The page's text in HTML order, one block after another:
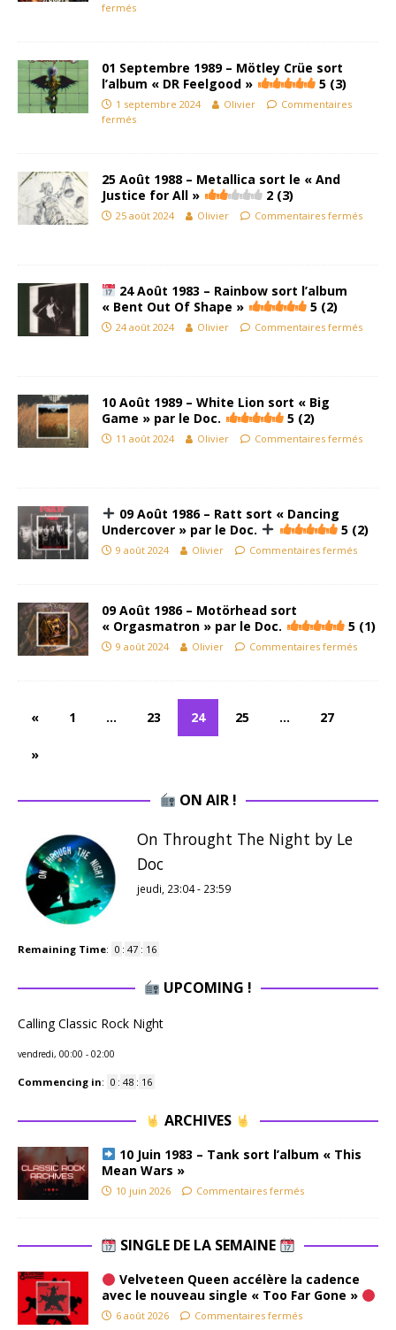
fermés
01 Septembre 1989 – Mötley Crüe sort
l’album « DR Feelgood »
5 (3)
1 septembre 2024 Olivier
Commentaires
fermés
25 Août 1988 – Metallica sort le « And
Justice for All »
2 (3)
25 août 2024 Olivier Commentaires fermés
24 Août 1983 – Rainbow sort l’album
« Bent Out Of Shape »
5 (2)
24 août 2024 Olivier Commentaires fermés
10 Août 1989 – White Lion sort « Big
Game » par le Doc.
5 (2)
11 août 2024 Olivier Commentaires fermés
09 Août 1986 – Ratt sort « Dancing
Undercover » par le Doc.
5 (2)
9 août 2024 Olivier Commentaires fermés
09 Août 1986 – Motörhead sort
« Orgasmatron » par le Doc.
5 (1)
9 août 2024 Olivier Commentaires fermés
« 1 … 23 24 25 … 27
»
ON AIR !
On Throught The Night by Le
Doc
jeudi, 23:04- 23:59
Remaining Time: 0 : 47 : 15
UPCOMING !
Calling Classic Rock Night
vendredi, 00:00 - 02:00
Commencing in: 0 : 48 : 15
ARCHIVES
10 Juin 1983 – Tank sort l’album « This
Mean Wars »
10 juin 2026 Commentaires fermés
SINGLE DE LA SEMAINE
Velveteen Queen accélère la cadence
avec le nouveau single « Too Far Gone »
6 août 2026 Commentaires fermés